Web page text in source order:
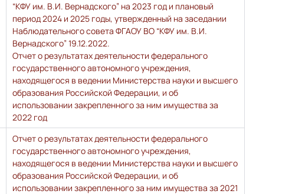
“КФУ им. В.И. Вернадского” на 2023 год и плановый
период 2024 и 2025 годы, утвержденный на заседании
Наблюдательного совета ФГАОУ ВО “КФУ им. В.И.
Вернадского” 19.12.2022.
Отчет о результатах деятельности федерального
государственного автономного учреждения,
находящегося в ведении Министерства науки и высшего
образования Российской Федерации, и об
использовании закрепленного за ним имущества за
2022 год
Отчет о результатах деятельности федерального
государственного автономного учреждения,
находящегося в ведении Министерства науки и высшего
образования Российской Федерации, и об
использовании закрепленного за ним имущества за 2021